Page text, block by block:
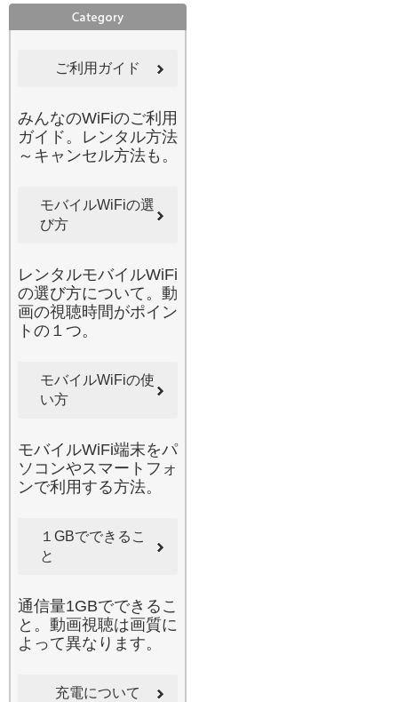
性は避けて通れない課題で
す。みんなのWi-Fiのレンタ
が強固に暗号化されている
クを最小限に抑えられま
す。パスワードなしの公衆
Wi-Fiに潜む危険からデバイ
スを守り、安心してネット
うことができます。万が
一、接続が不安定になった
したカスタマーサポートが
迅速に対応いたします。通
信トラブルの際も一人で悩
む必要はありません。セキ
で「安心」を追求している
からこそ、多くの法人様や
個人のお客様にリピートい
安全なネット環境を、カバ
ンの中に。
2026.6.17
毎月の通信制限にお悩みで
内用Wi-Fiをレンタルするこ
とで、高額なデータローミ
チャージを節約できます。
特に引っ越し直後の固定回
線が開通するまでの期間
や、不意の入院で病院内の
時、一時的なリモートワー
ご利用ガイド
みんなのWiFiのご利用
ガイド。レンタル方法
～キャンセル方法も。
モバイルWiFiの選
び方
レンタルモバイルWiFi
の選び方について。動
画の視聴時間がポイン
トの１つ。
モバイルWiFiの使
い方
モバイルWiFi端末をパ
ソコンやスマートフォ
ンで利用する方法。
１GBでできるこ
と
通信量1GBでできるこ
と。動画視聴は画質に
よって異なります。
充電について